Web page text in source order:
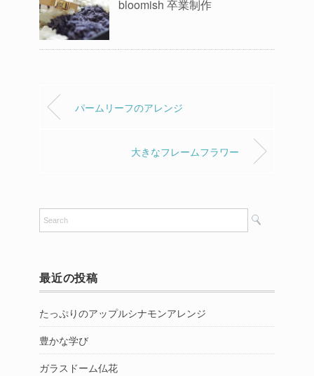
bloomish 卒業制作
パームリーフのアレンジ
大きなフレームフラワー
最近の投稿
たっぷりのアップルシナモンアレンジ
豊かな学び
ガラスドーム仏花